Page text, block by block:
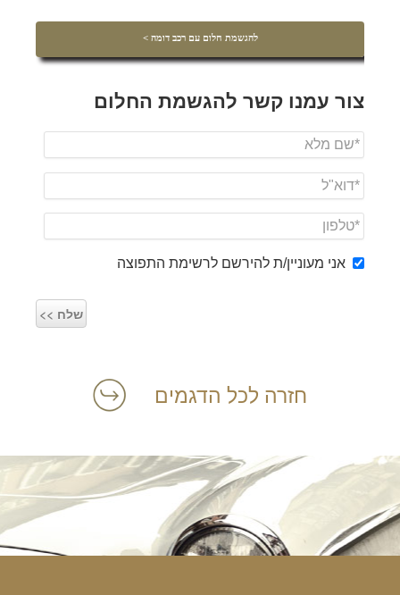
להגשמת חלום עם רכב דומה >
צור עמנו קשר להגשמת החלום
אני מעוניין/ת להירשם לרשימת התפוצה
חזרה לכל הדגמים
הרכב הוא האהבה הראשונה שלך?
במקום לקבל שטויות במייל, הירשם ותתחיל לקבל מאיתנו אהבה מוטורית